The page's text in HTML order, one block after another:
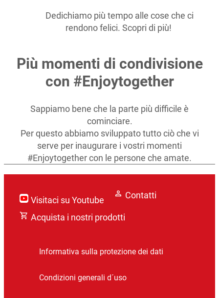
Dedichiamo più tempo alle cose che ci
rendono felici. Scopri di più!
Più momenti di condivisione
con #Enjoytogether
Sappiamo bene che la parte più difficile è
cominciare.
Per questo abbiamo sviluppato tutto ciò che vi
serve per inaugurare i vostri momenti
#Enjoytogether con le persone che amate.
Visitaci su Youtube Contatti
Acquista i nostri prodotti
Informativa sulla protezione dei dati
Condizioni generali d´uso